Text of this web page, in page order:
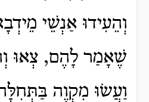
וְהֵעִידוּ אַנְשֵׁי
שֶׁאָמַר לָהֶם, צְאוּ
וַעֲשׂוּ מִקְוֶה